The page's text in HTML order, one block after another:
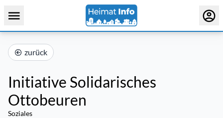
zurück
Initiative Solidarisches
Ottobeuren
Soziales